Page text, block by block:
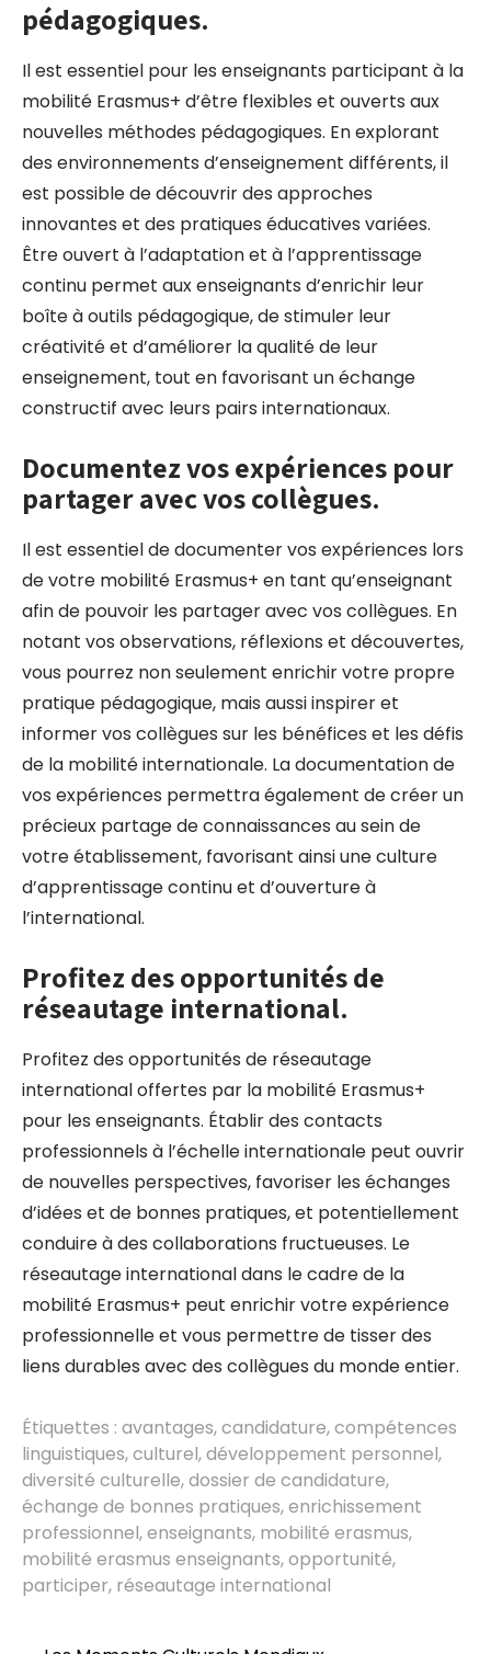
pédagogiques.
Il est essentiel pour les enseignants participant à la
mobilité Erasmus+ d’être flexibles et ouverts aux
nouvelles méthodes pédagogiques. En explorant
des environnements d’enseignement différents, il
est possible de découvrir des approches
innovantes et des pratiques éducatives variées.
Être ouvert à l’adaptation et à l’apprentissage
continu permet aux enseignants d’enrichir leur
boîte à outils pédagogique, de stimuler leur
créativité et d’améliorer la qualité de leur
enseignement, tout en favorisant un échange
constructif avec leurs pairs internationaux.
Documentez vos expériences pour
partager avec vos collègues.
Il est essentiel de documenter vos expériences lors
de votre mobilité Erasmus+ en tant qu’enseignant
afin de pouvoir les partager avec vos collègues. En
notant vos observations, réflexions et découvertes,
vous pourrez non seulement enrichir votre propre
pratique pédagogique, mais aussi inspirer et
informer vos collègues sur les bénéfices et les défis
de la mobilité internationale. La documentation de
vos expériences permettra également de créer un
précieux partage de connaissances au sein de
votre établissement, favorisant ainsi une culture
d’apprentissage continu et d’ouverture à
l’international.
Profitez des opportunités de
réseautage international.
Profitez des opportunités de réseautage
international offertes par la mobilité Erasmus+
pour les enseignants. Établir des contacts
professionnels à l’échelle internationale peut ouvrir
de nouvelles perspectives, favoriser les échanges
d’idées et de bonnes pratiques, et potentiellement
conduire à des collaborations fructueuses. Le
réseautage international dans le cadre de la
mobilité Erasmus+ peut enrichir votre expérience
professionnelle et vous permettre de tisser des
liens durables avec des collègues du monde entier.
Étiquettes : avantages,candidature,compétences
linguistiques,culturel,développement personnel,
diversité culturelle,dossier de candidature,
échange de bonnes pratiques,enrichissement
professionnel,enseignants, mobilité erasmus,
mobilité erasmus enseignants,opportunité,
participer, réseautage international